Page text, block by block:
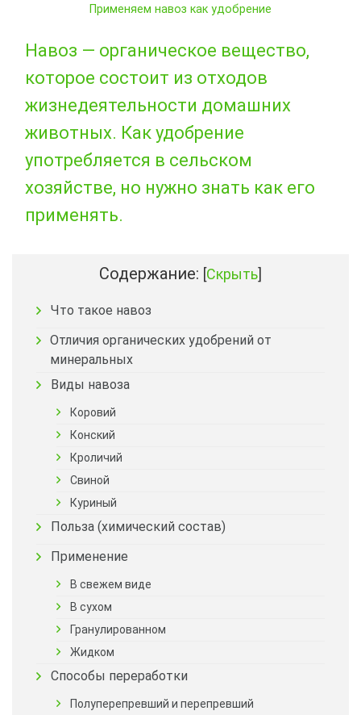
Применяем навоз как удобрение
Навоз — органическое вещество,
которое состоит из отходов
жизнедеятельности домашних
животных. Как удобрение
употребляется в сельском
хозяйстве, но нужно знать как его
применять.
Содержание: [Скрыть]
Что такое навоз
Отличия органических удобрений от
минеральных
Виды навоза
Коровий
Конский
Кроличий
Свиной
Куриный
Польза (химический состав)
Применение
В свежем виде
В сухом
Гранулированном
Жидком
Способы переработки
Полуперепревший и перепревший